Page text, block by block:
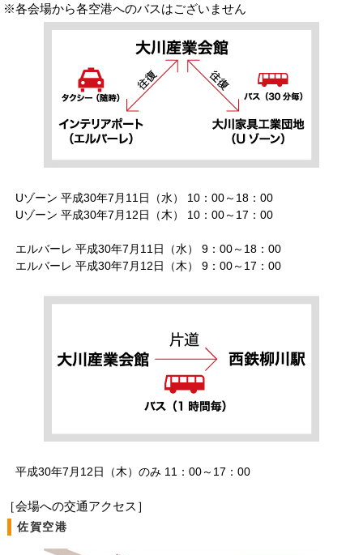
※各会場から各空港へのバスはございません
Uゾーン 平成30年7月11日（水） 10：00～18：00
Uゾーン 平成30年7月12日（木） 10：00～17：00
エルバーレ 平成30年7月11日（水） 9：00～18：00
エルバーレ 平成30年7月12日（木） 9：00～17：00
平成30年7月12日（木）のみ 11：00～17：00
［会場への交通アクセス］
佐賀空港